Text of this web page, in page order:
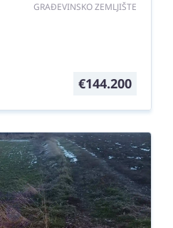
GRAĐEVINSKO ZEMLJIŠTE
€144.200